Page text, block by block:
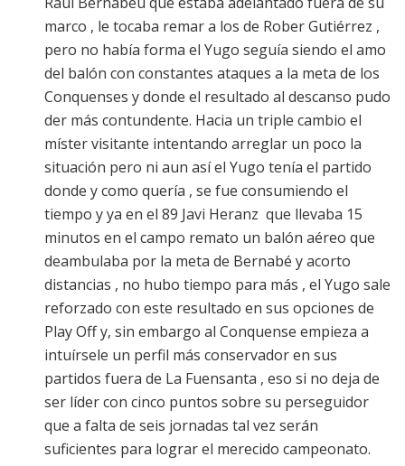
marco , le tocaba remar a los de Rober Gutiérrez ,
pero no había forma el Yugo seguía siendo el amo
del balón con constantes ataques a la meta de los
Conquenses y donde el resultado al descanso pudo
der más contundente. Hacia un triple cambio el
míster visitante intentando arreglar un poco la
situación pero ni aun así el Yugo tenía el partido
donde y como quería , se fue consumiendo el
tiempo y ya en el 89 Javi Heranz que llevaba 15
minutos en el campo remato un balón aéreo que
deambulaba por la meta de Bernabé y acorto
distancias , no hubo tiempo para más , el Yugo sale
reforzado con este resultado en sus opciones de
Play Off y, sin embargo al Conquense empieza a
intuírsele un perfil más conservador en sus
partidos fuera de La Fuensanta , eso si no deja de
ser líder con cinco puntos sobre su perseguidor
que a falta de seis jornadas tal vez serán
suficientes para lograr el merecido campeonato.